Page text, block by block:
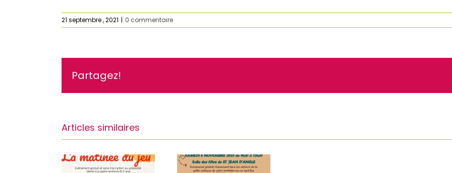
21 septembre , 2021 | 0 commentaire
Partagez!
Articles similaires